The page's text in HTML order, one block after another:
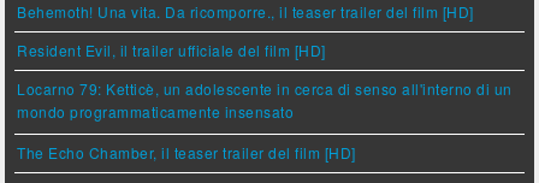
Behemoth! Una vita. Da ricomporre., il teaser trailer del film [HD]
Resident Evil, il trailer ufficiale del film [HD]
Locarno 79: Ketticè, un adolescente in cerca di senso all'interno di un
mondo programmaticamente insensato
The Echo Chamber, il teaser trailer del film [HD]